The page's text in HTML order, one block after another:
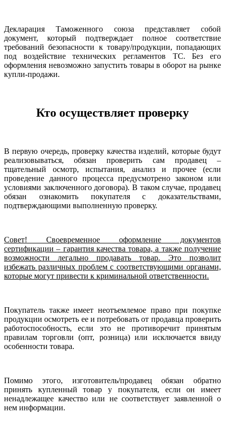
Декларация Таможенного союза представляет собой
документ, который подтверждает полное соответствие
требований безопасности к товару/продукции, попадающих
под воздействие технических регламентов ТС. Без его
оформления невозможно запустить товары в оборот на рынке
купли-продажи.
Кто осуществляет проверку
В первую очередь, проверку качества изделий, которые будут
реализовываться, обязан проверить сам продавец –
тщательный осмотр, испытания, анализ и прочее (если
проведение данного процесса предусмотрено законом или
условиями заключенного договора). В таком случае, продавец
обязан ознакомить покупателя с доказательствами,
подтверждающими выполненную проверку.
Совет! Своевременное оформление документов
сертификации – гарантия качества товара, а также получение
возможности легально продавать товар. Это позволит
избежать различных проблем с соответствующими органами,
которые могут привести к криминальной ответственности.
Покупатель также имеет неотъемлемое право при покупке
продукции осмотреть ее и потребовать от продавца проверить
работоспособность, если это не противоречит принятым
правилам торговли (опт, розница) или исключается ввиду
особенности товара.
Помимо этого, изготовитель/продавец обязан обратно
принять купленный товар у покупателя, если он имеет
ненадлежащее качество или не соответствует заявленной о
нем информации.